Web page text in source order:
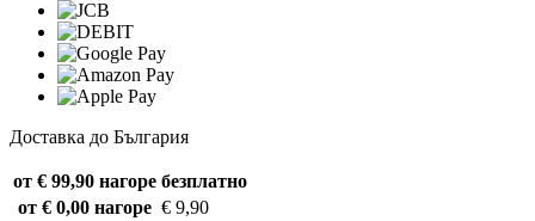
Доставка до България
от € 99,90 нагоре безплатно
от € 0,00 нагоре € 9,90